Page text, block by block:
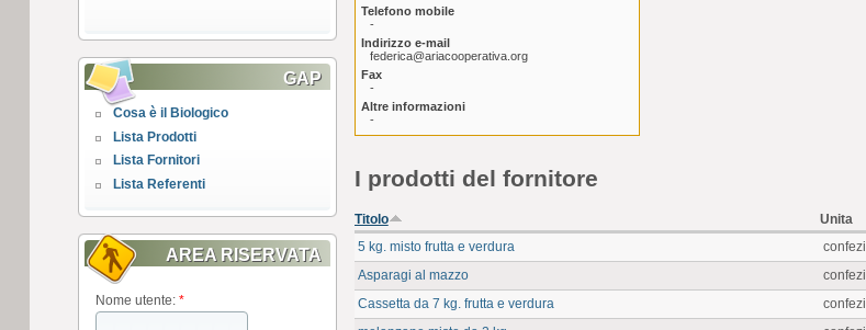
GAP
Cosa è il Biologico
Lista Prodotti
Lista Fornitori
Lista Referenti
AREA RISERVATA
Nome utente: *
Telefono mobile
-
Indirizzo e-mail
federica@ariacooperativa.org
Fax
-
Altre informazioni
-
I prodotti del fornitore
Titolo Unita
5 kg. misto frutta e verdura
Asparagi al mazzo
Cassetta da 7 kg. frutta e verdura